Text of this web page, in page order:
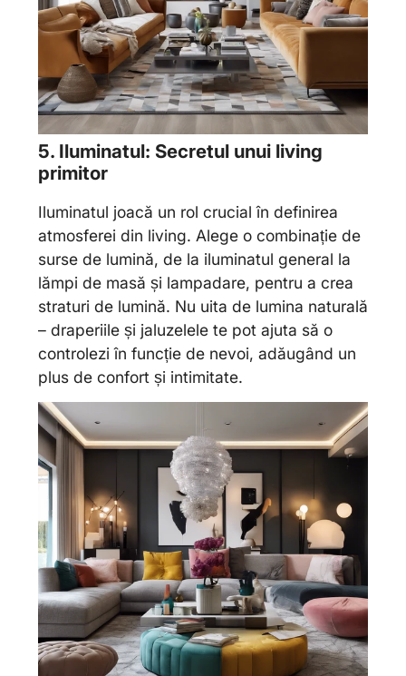
5. Iluminatul: Secretul unui living
primitor
Iluminatul joacă un rol crucial în definirea
atmosferei din living. Alege o combinație de
surse de lumină, de la iluminatul general la
lămpi de masă și lampadare, pentru a crea
straturi de lumină. Nu uita de lumina naturală
– draperiile și jaluzelele te pot ajuta să o
controlezi în funcție de nevoi, adăugând un
plus de confort și intimitate.